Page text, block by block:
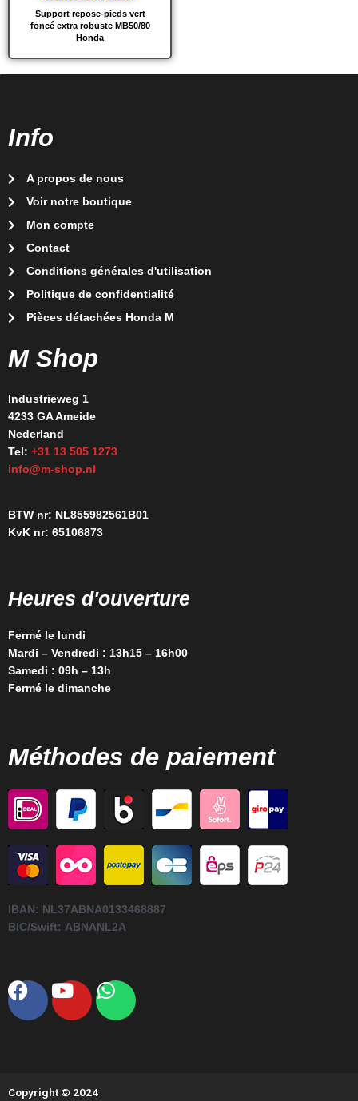
Support repose-pieds vert
foncé extra robuste MB50/80
Honda
Info
A propos de nous
Voir notre boutique
Mon compte
Contact
Conditions générales d'utilisation
Politique de confidentialité
Pièces détachées Honda M
M Shop
Industrieweg 1
4233 GA Ameide
Nederland
Tel: +31 13 505 1273
info@m-shop.nl
BTW nr: NL855982561B01
KvK nr: 65106873
Heures d'ouverture
Fermé le lundi
Mardi – Vendredi : 13h15 – 16h00
Samedi : 09h – 13h
Fermé le dimanche
Méthodes de paiement
IBAN: NL37ABNA0133468887
BIC/Swift: ABNANL2A
Facebook
YoutubeWhatsapp
Copyright © 2024